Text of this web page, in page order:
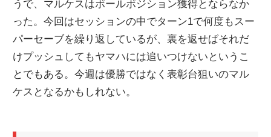
ク
ニ
ュ
うで、マルケスはポールポジション獲得とならなか
った。今回はセッションの中でターン1で何度もスー
パーセーブを繰り返しているが、裏を返せばそれだ
けプッシュしてもヤマハには追いつけないというこ
とでもある。今週は優勝ではなく表彰台狙いのマル
ケスとなるかもしれない。